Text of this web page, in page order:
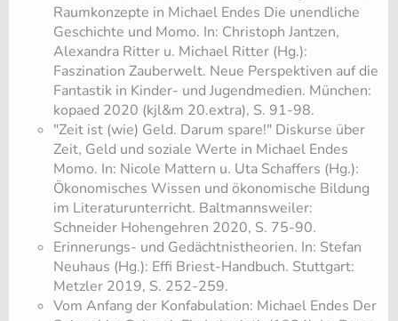
Raumkonzepte in Michael Endes Die unendliche
Geschichte und Momo. In: Christoph Jantzen,
Alexandra Ritter u. Michael Ritter (Hg.):
Faszination Zauberwelt. Neue Perspektiven auf die
Fantastik in Kinder- und Jugendmedien. München:
kopaed 2020 (kjl&m 20.extra), S. 91-98.
"Zeit ist (wie) Geld. Darum spare!" Diskurse über
Zeit, Geld und soziale Werte in Michael Endes
Momo. In: Nicole Mattern u. Uta Schaffers (Hg.):
Ökonomisches Wissen und ökonomische Bildung
im Literaturunterricht. Baltmannsweiler:
Schneider Hohengehren 2020, S. 75-90.
Erinnerungs- und Gedächtnistheorien. In: Stefan
Neuhaus (Hg.): Effi Briest-Handbuch. Stuttgart:
Metzler 2019, S. 252-259.
Vom Anfang der Konfabulation: Michael Endes Der